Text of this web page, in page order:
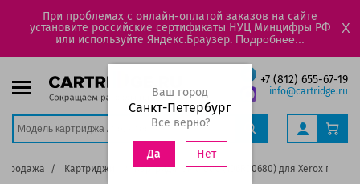
При проблемах с онлайн-оплатой заказов на сайте
установите российские сертификаты НУЦ Минцифры РФ
или используйте Яндекс.Браузер. Подробнее...
X
+7 (812) 655-67-19
info@cartridge.ru
Ваш город
Санкт-Петербург
Все верно?
Да Нет
Картриджи Картридж SP 6100C (106R00680) для Xerox